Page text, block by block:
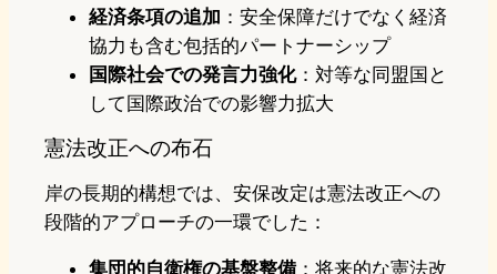
経済条項の追加 ：安全保障だけでなく経済
協力も含む包括的パートナーシップ
国際社会での発言力強化：対等な同盟国と
して国際政治での影響力拡大
憲法改正への布石
岸の長期的構想では、安保改定は憲法改正への
段階的アプローチの一環でした：
集団的自衛権の基盤整備：将来的な憲法改